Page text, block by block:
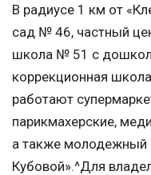
В радиусе 1 км от
сад № 46, частный
школа № 51 с
коррекционная
работают
парикмахерские,
а также молодежный
Кубовой».^Для